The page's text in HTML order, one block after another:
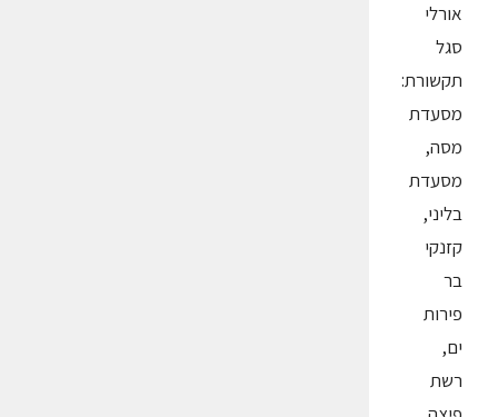
אורלי
סגל
תקשורת:
מסעדת
מסה,
מסעדת
בליני,
קזנקי
בר
פירות
ים,
רשת